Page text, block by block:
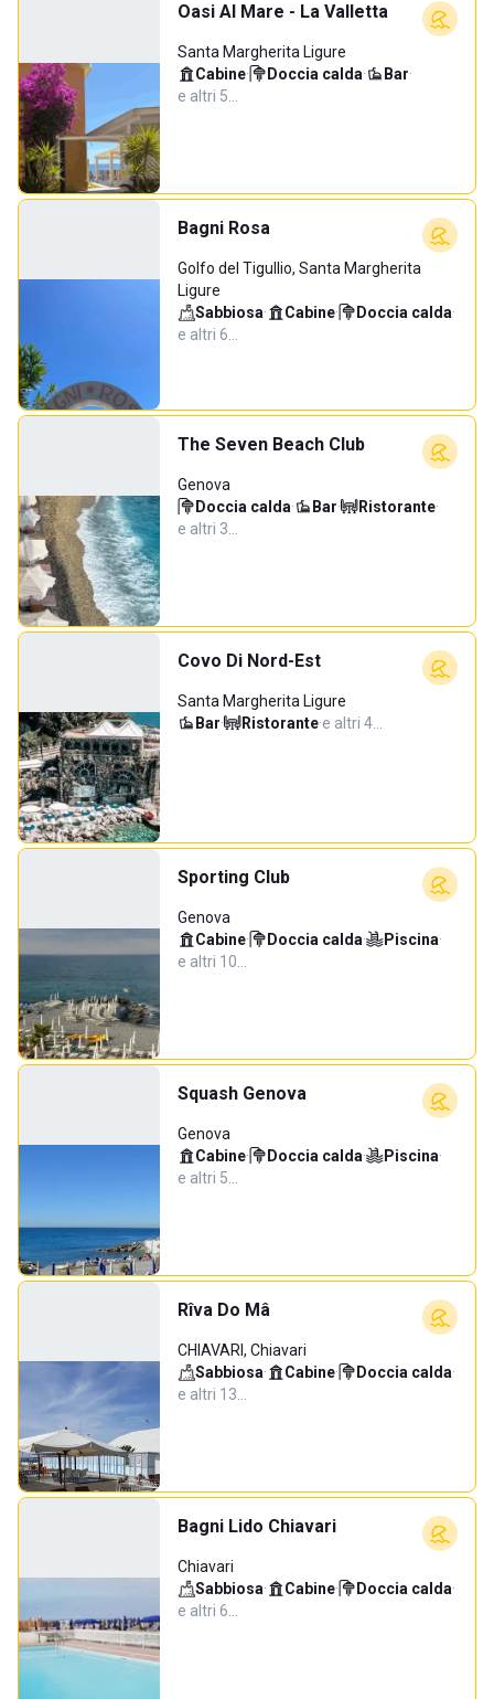
Oasi Al Mare - La Valletta
Santa Margherita Ligure
Cabine· Doccia calda· Bar·
e altri 5…
Bagni Rosa
Golfo del Tigullio, Santa Margherita
Ligure
Sabbiosa· Cabine· Doccia calda·
e altri 6…
The Seven Beach Club
Genova
Doccia calda· Bar· Ristorante·
e altri 3…
Covo Di Nord-Est
Santa Margherita Ligure
Bar· Ristorante·e altri 4…
Sporting Club
Genova
Cabine· Doccia calda· Piscina·
e altri 10…
Squash Genova
Genova
Cabine· Doccia calda· Piscina·
e altri 5…
Rîva Do Mâ
CHIAVARI, Chiavari
Sabbiosa· Cabine· Doccia calda·
e altri 13…
Bagni Lido Chiavari
Chiavari
Sabbiosa· Cabine· Doccia calda·
e altri 6…